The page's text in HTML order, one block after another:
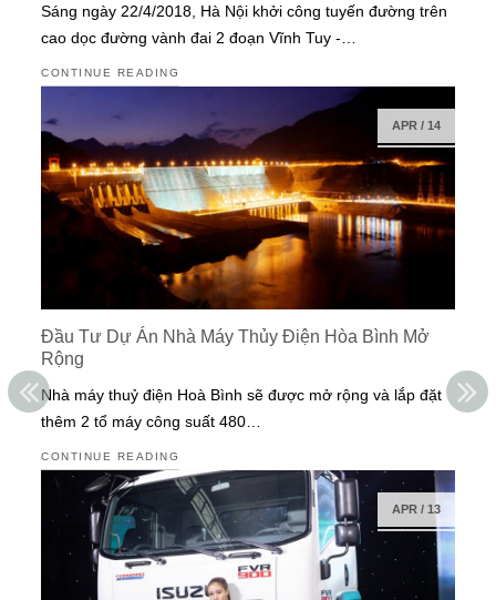
Sáng ngày 22/4/2018, Hà Nội khởi công tuyến đường trên
cao dọc đường vành đai 2 đoạn Vĩnh Tuy -…
CONTINUE READING
APR/ 14
Đầu Tư Dự Án Nhà Máy Thủy Điện Hòa Bình Mở
Rộng
Nhà máy thuỷ điện Hoà Bình sẽ được mở rộng và lắp đặt
thêm 2 tổ máy công suất 480…
CONTINUE READING
APR/ 13